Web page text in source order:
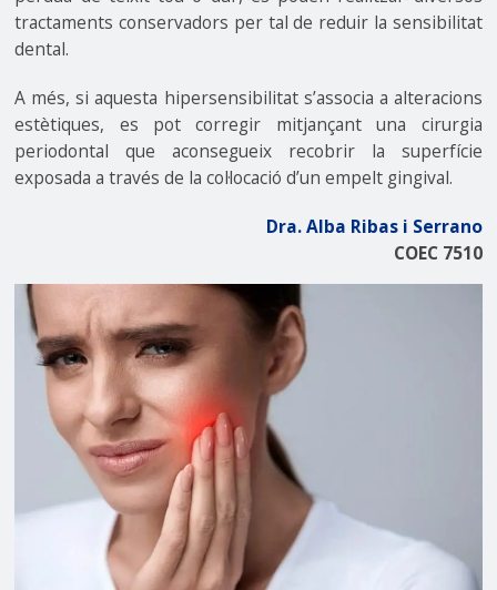
tractaments conservadors per tal de reduir la sensibilitat
dental.
A més, si aquesta hipersensibilitat s’associa a alteracions
estètiques, es pot corregir mitjançant una cirurgia
periodontal que aconsegueix recobrir la superfície
exposada a través de la col·locació d’un empelt gingival.
Dra. Alba Ribas i Serrano
COEC 7510